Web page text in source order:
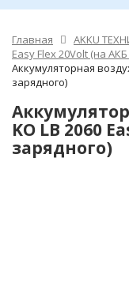
Главная AKKU
Easy Flex 20Volt (на
Аккумуляторная
зарядного)
KO LB 2060
зарядного)